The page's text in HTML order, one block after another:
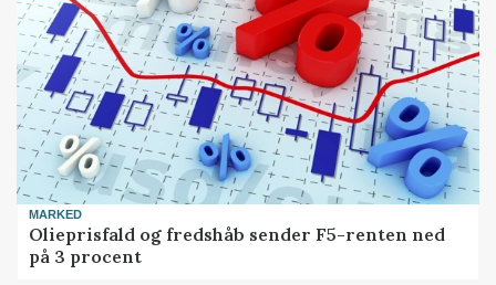
MARKED
Olieprisfald og fredshåb sender F5-renten ned
på 3 procent